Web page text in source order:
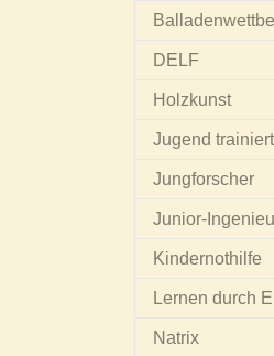
DELF
Holzkunst
Jugend
Jungforscher
Junior-
Kindernothilfe
Lernen durch
Natrix